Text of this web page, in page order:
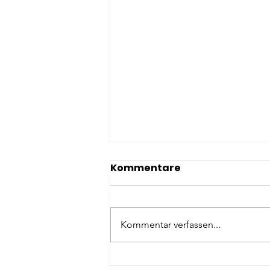
Kommentare
Kommentar verfassen...